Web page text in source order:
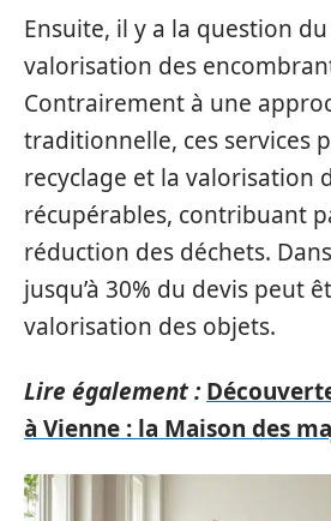
Ensuite, il y a la question
valorisation des
Contrairement à une
traditionnelle, ces services
recyclage et la valorisation
récupérables, contribuant
réduction des déchets.
jusqu’à 30% du devis peut
valorisation des objets.
Lire également :
à Vienne : la Maison des